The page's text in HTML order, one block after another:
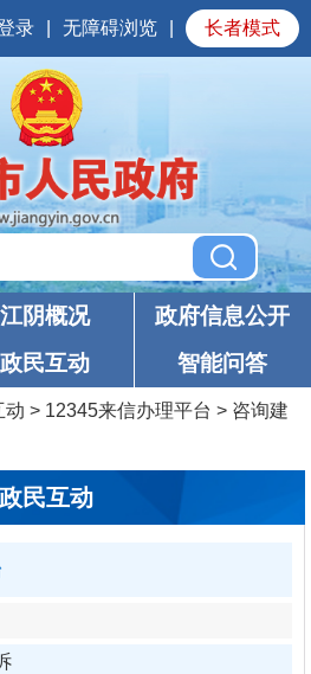
录 无障碍浏览 长者模式
江阴概况
政府信息公开
政民互动 智能问答
动 > 12345来信办理平台 > 咨询建
政民互动